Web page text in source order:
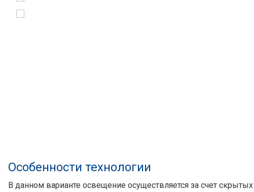
Особенности технологии
В данном варианте освещение осуществляется за счет